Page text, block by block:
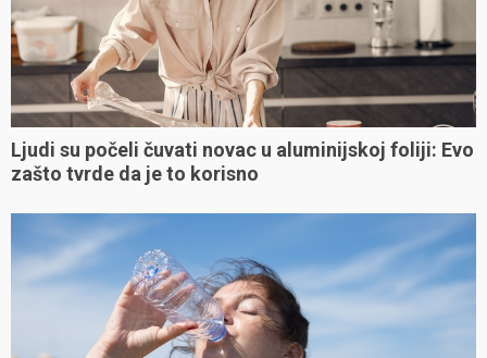
Ljudi su počeli čuvati novac u aluminijskoj foliji: Evo
zašto tvrde da je to korisno